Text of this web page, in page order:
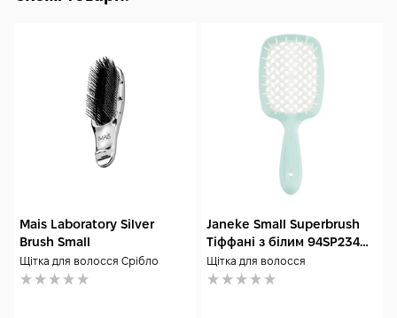
Mais Laboratory Silver
Brush Small
Щітка для волосся Срібло
Janeke Small Superbrush
Тіффані з білим 94SP234
TSE
Щітка для волосся